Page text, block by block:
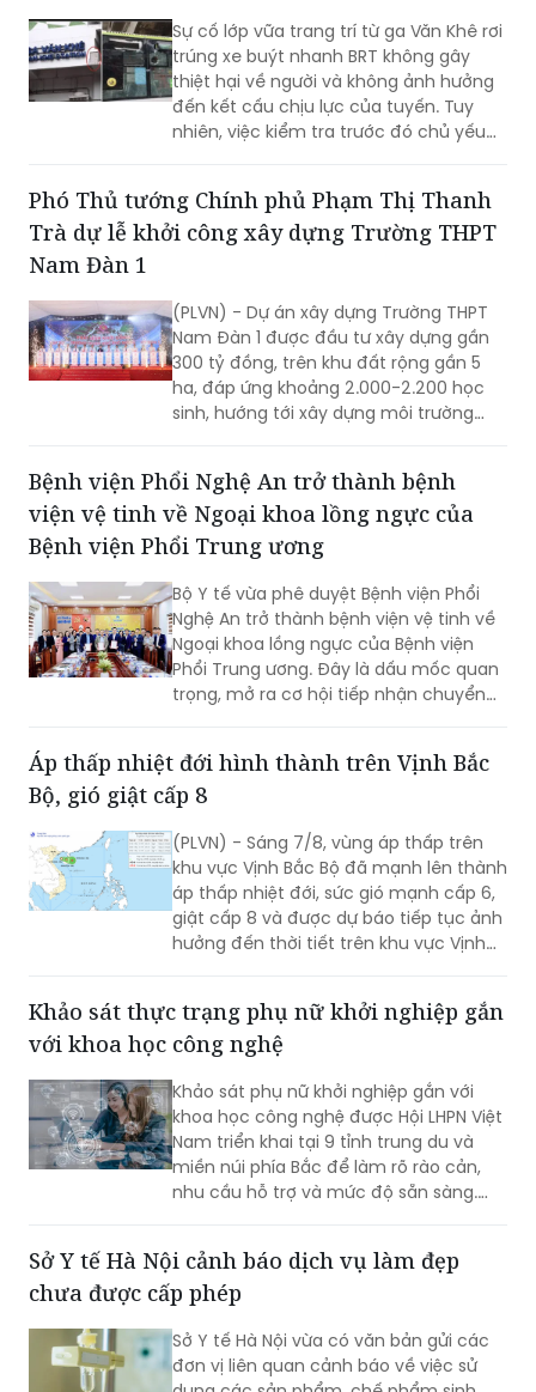
thiệt hại về người và không ảnh hưởng
đến kết cấu chịu lực của tuyến. Tuy
nhiên, việc kiểm tra trước đó chủ yếu
được thực hiện trực quan, bằng mắt
thường theo chu kỳ, trong khi một số
hạng mục chưa được đánh giá chuyên
dụng. Sau nhiều lần đôn đốc và kết quả
kiểm định chậm so với yêu cầu, Công
ty TNHH MTV Đường sắt Hà Nội đã lập
Phó Thủ tướng Chính phủ Phạm Thị Thanh
Nam Đàn 1
(PLVN) - Dự án xây dựng Trường THPT
300 tỷ đồng, trên khu đất rộng gần 5
ha, đáp ứng khoảng 2.000-2.200 học
sinh, hướng tới xây dựng môi trường
học tập, rèn luyện toàn diện, nuôi
dưỡng tri thức, sáng tạo và những giá
trị nhân văn.
Bệnh viện Phổi Nghệ An trở thành bệnh
Bệnh viện Phổi Trung ương
Bộ Y tế vừa phê duyệt Bệnh viện Phổi
Nghệ An trở thành bệnh viện vệ tinh về
Ngoại khoa lồng ngực của Bệnh viện
Phổi Trung ương. Đây là dấu mốc quan
trọng, mở ra cơ hội tiếp nhận chuyển
giao kỹ thuật chuyên sâu, nâng cao
năng lực điều trị các bệnh lý lồng ngực
ngay tại Nghệ An.
Áp thấp nhiệt đới hình thành trên Vịnh Bắc
(PLVN) - Sáng 7/8, vùng áp thấp trên
khu vực Vịnh Bắc Bộ đã mạnh lên thành
áp thấp nhiệt đới, sức gió mạnh cấp 6,
giật cấp 8 và được dự báo tiếp tục ảnh
hưởng đến thời tiết trên khu vực Vịnh
Bắc Bộ trong những giờ tới.
Khảo sát thực trạng phụ nữ khởi nghiệp gắn
Khảo sát phụ nữ khởi nghiệp gắn với
khoa học công nghệ được Hội LHPN Việt
Nam triển khai tại 9 tỉnh trung du và
miền núi phía Bắc để làm rõ rào cản,
nhu cầu hỗ trợ và mức độ sẵn sàng.
Kết quả sẽ phục vụ Đề án 2415 giai
đoạn 2026-2035.
Sở Y tế Hà Nội cảnh báo dịch vụ làm đẹp
Sở Y tế Hà Nội vừa có văn bản gửi các
đơn vị liên quan cảnh báo về việc sử
dụng các sản phẩm, chế phẩm sinh
học từ tế bào gốc (không phải tế bào
gốc).